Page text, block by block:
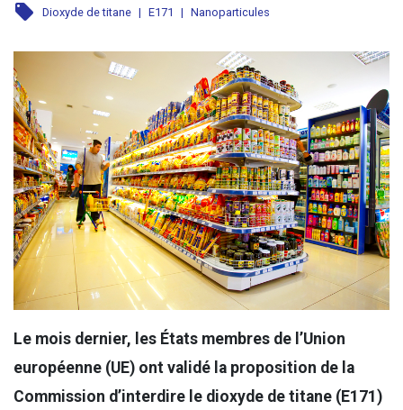
local_offer Dioxyde de titane | E171 | Nanoparticules
Le mois dernier, les États membres de l’Union
européenne (UE) ont validé la proposition de la
Commission d’interdire le dioxyde de titane (E171)